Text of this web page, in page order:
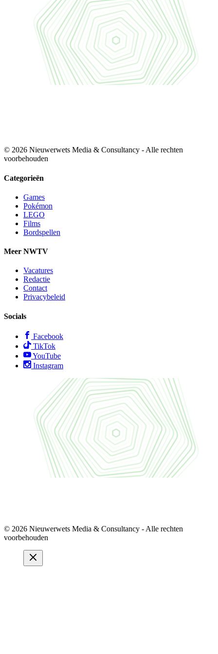
© 2026 Nieuwerwets Media & Consultancy - Alle rechten
voorbehouden
Categorieën
Games
Pokémon
LEGO
Films
Bordspellen
Meer NWTV
Vacatures
Redactie
Contact
Privacybeleid
Socials
Facebook
TikTok
YouTube
Instagram
© 2026 Nieuwerwets Media & Consultancy - Alle rechten
voorbehouden